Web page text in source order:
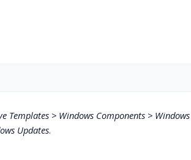
> Windows Components > Windows
Updates.